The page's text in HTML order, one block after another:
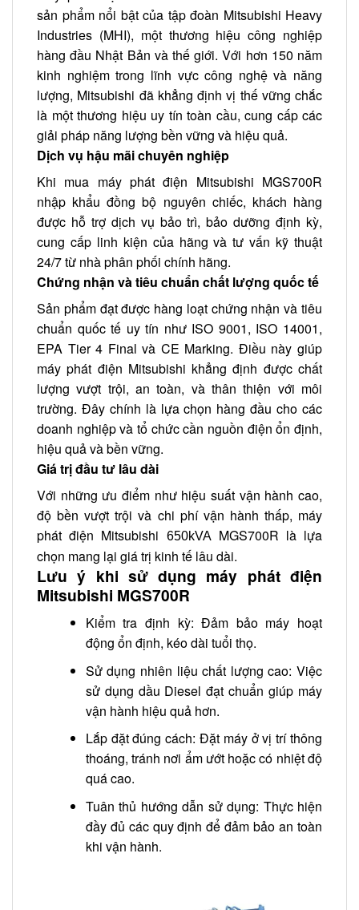
sản phẩm nổi bật của tập đoàn Mitsubishi Heavy
Industries (MHI), một thương hiệu công nghiệp
hàng đầu Nhật Bản và thế giới. Với hơn 150 năm
kinh nghiệm trong lĩnh vực công nghệ và năng
lượng, Mitsubishi đã khẳng định vị thế vững chắc
là một thương hiệu uy tín toàn cầu, cung cấp các
giải pháp năng lượng bền vững và hiệu quả.
Dịch vụ hậu mãi chuyên nghiệp
Khi mua máy phát điện Mitsubishi MGS700R
nhập khẩu đồng bộ nguyên chiếc, khách hàng
được hỗ trợ dịch vụ bảo trì, bảo dưỡng định kỳ,
cung cấp linh kiện của hãng và tư vấn kỹ thuật
24/7 từ nhà phân phối chính hãng.
Chứng nhận và tiêu chuẩn chất lượng quốc tế
Sản phẩm đạt được hàng loạt chứng nhận và tiêu
chuẩn quốc tế uy tín như ISO 9001, ISO 14001,
EPA Tier 4 Final và CE Marking. Điều này giúp
máy phát điện Mitsubishi khẳng định được chất
lượng vượt trội, an toàn, và thân thiện với môi
trường. Đây chính là lựa chọn hàng đầu cho các
doanh nghiệp và tổ chức cần nguồn điện ổn định,
hiệu quả và bền vững.
Giá trị đầu tư lâu dài
Với những ưu điểm như hiệu suất vận hành cao,
độ bền vượt trội và chi phí vận hành thấp, máy
phát điện Mitsubishi
650kVAMGS700R là lựa
chọn mang lại giá trị kinh tế lâu dài.
Lưu ý khi sử dụng máy phát điện
Mitsubishi MGS700R
Kiểm tra định kỳ: Đảm bảo máy hoạt
động ổn định, kéo dài tuổi thọ.
Sử dụng nhiên liệu chất lượng cao: Việc
sử dụng dầu Diesel đạt chuẩn giúp máy
vận hành hiệu quả hơn.
Lắp đặt đúng cách: Đặt máy ở vị trí thông
thoáng, tránh nơi ẩm ướt hoặc có nhiệt độ
quá cao.
Tuân thủ hướng dẫn sử dụng: Thực hiện
đầy đủ các quy định để đảm bảo an toàn
khi vận hành.